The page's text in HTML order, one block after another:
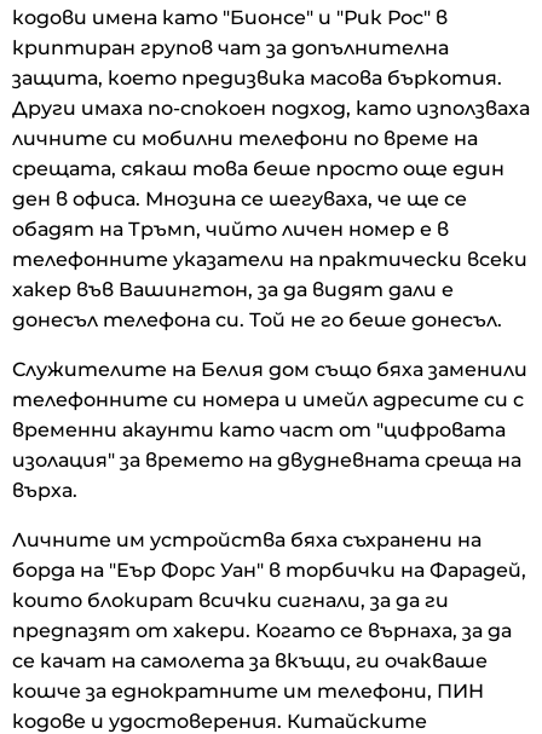
кодови имена като "Бионсе" и "Рик Рос" в
криптиран групов чат за допълнителна
защита, което предизвика масова бъркотия.
Други имаха по-спокоен подход, като използваха
личните си мобилни телефони по време на
срещата, сякаш това беше просто още един
ден в офиса. Мнозина се шегуваха, че ще се
обадят на Тръмп, чийто личен номер е в
телефонните указатели на практически всеки
хакер във Вашингтон, за да видят дали е
донесъл телефона си. Той не го беше донесъл.
Служителите на Белия дом също бяха заменили
телефонните си номера и имейл адресите си с
временни акаунти като част от "цифровата
изолация" за времето на двудневната среща на
върха.
Личните им устройства бяха съхранени на
борда на "Еър Форс Уан" в торбички на Фарадей,
които блокират всички сигнали, за да ги
предпазят от хакери. Когато се върнаха, за да
се качат на самолета за вкъщи, ги очакваше
кошче за еднократните им телефони, ПИН
кодове и удостоверения. Китайските